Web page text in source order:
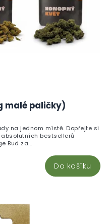
malé paličky)
Do košíku
na jednom místě. Dopřejte si
bestsellerů
Bud za...